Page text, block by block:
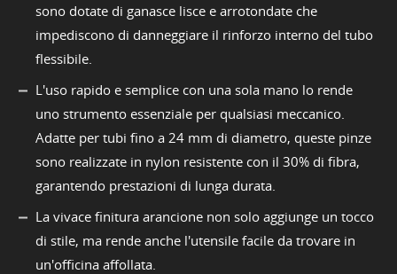
sono dotate di ganasce lisce e arrotondate che
impediscono di danneggiare il rinforzo interno del tubo
flessibile.
L'uso rapido e semplice con una sola mano lo rende
uno strumento essenziale per qualsiasi meccanico.
Adatte per tubi fino a 24 mm di diametro, queste pinze
sono realizzate in nylon resistente con il 30% di fibra,
garantendo prestazioni di lunga durata.
La vivace finitura arancione non solo aggiunge un tocco
di stile, ma rende anche l'utensile facile da trovare in
un'officina affollata.